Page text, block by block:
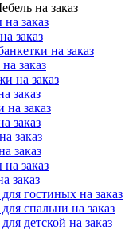
на заказ
заказ
заказ
на заказ
заказ
на заказ
заказ
на заказ
заказ
заказ
заказ
заказ
заказ
гостиных на заказ
спальни на заказ
детской на заказ